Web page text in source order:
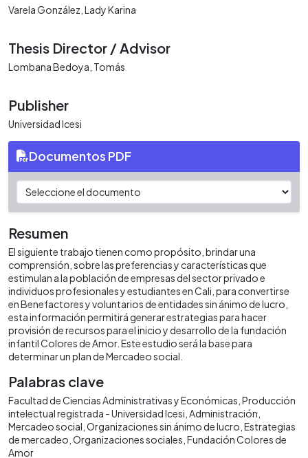
Varela González, Lady Karina
Thesis Director / Advisor
Lombana Bedoya, Tomás
Publisher
Universidad Icesi
Documentos PDF
Resumen
El siguiente trabajo tienen como propósito, brindar una
comprensión, sobre las preferencias y características que
estimulan a la población de empresas del sector privado e
individuos profesionales y estudiantes en Cali, para convertirse
en Benefactores y voluntarios de entidades sin ánimo de lucro,
esta información permitirá generar estrategias para hacer
provisión de recursos para el inicio y desarrollo de la fundación
infantil Colores de Amor. Este estudio será la base para
determinar un plan de Mercadeo social.
Palabras clave
Facultad de Ciencias Administrativas y Económicas Producción
intelectual registrada - Universidad Icesi Administración
Mercadeo social Organizaciones sin ánimo de lucro Estrategias
de mercadeo Organizaciones sociales Fundación Colores de
Amor